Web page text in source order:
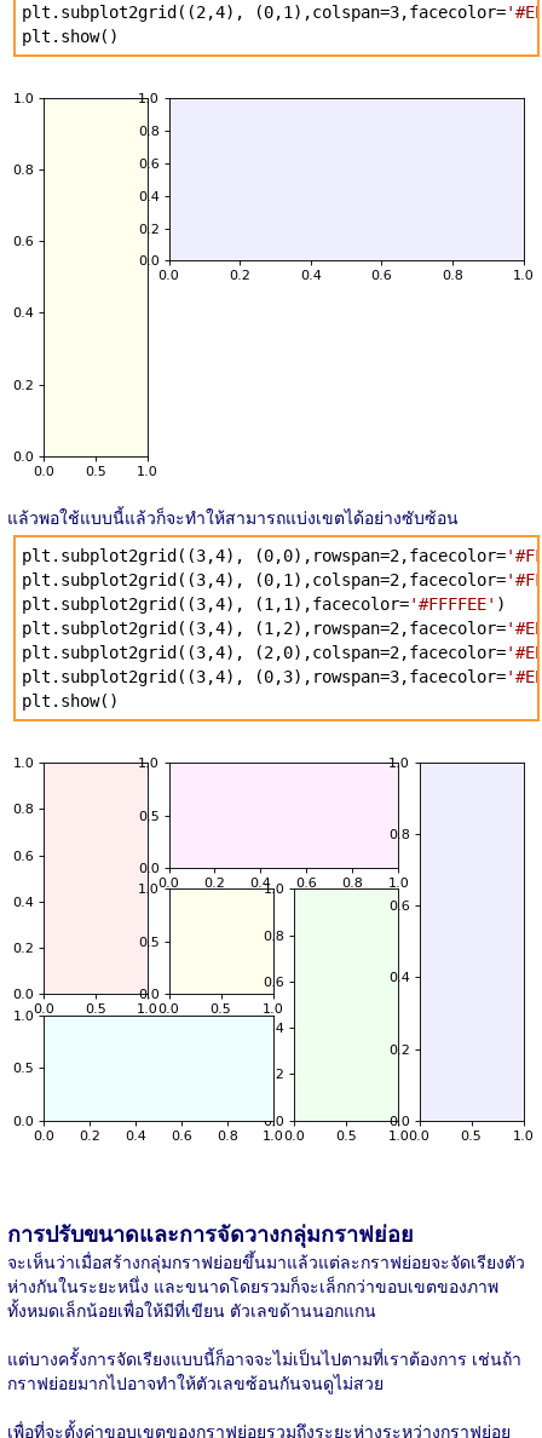
plt.subplot2grid((2,4), (0,1),colspan=3,facecolor=
plt.show()
แล้วพอใช้แบบนี้แล้วก็จะทำให้สามารถแบ่งเขตได้อย่างซับซ้อน
plt.subplot2grid((3,4), (0,0),rowspan=2,facecolor=
plt.subplot2grid((3,4), (0,1),colspan=2,facecolor=
plt.subplot2grid((3,4), (1,1),facecolor='#FFFFEE' )
plt.subplot2grid((3,4), (1,2),rowspan=2,facecolor=
plt.subplot2grid((3,4), (2,0),colspan=2,facecolor=
plt.subplot2grid((3,4), (0,3),rowspan=3,facecolor=
plt.show()
การปรับขนาดและการจัดวางกลุ่มกราฟย่อย
จะเห็นว่าเมื่อสร้างกลุ่มกราฟย่อยขึ้นมาแล้วแต่ละกราฟย่อยจะจัดเรียงตัว
ห่างกันในระยะหนึ่ง และขนาดโดยรวมก็จะเล็กกว่าขอบเขตของภาพ
ทั้งหมดเล็กน้อยเพื่อให้มีที่เขียน ตัวเลขด้านนอกแกน
แต่บางครั้งการจัดเรียงแบบนี้ก็อาจจะไม่เป็นไปตามที่เราต้องการ เช่นถ้า
กราฟย่อยมากไปอาจทำให้ตัวเลขซ้อนกันจนดูไม่สวย
เพื่อที่จะตั้งค่าขอบเขตของกราฟย่อยรวมถึงระยะห่างระหว่างกราฟย่อย